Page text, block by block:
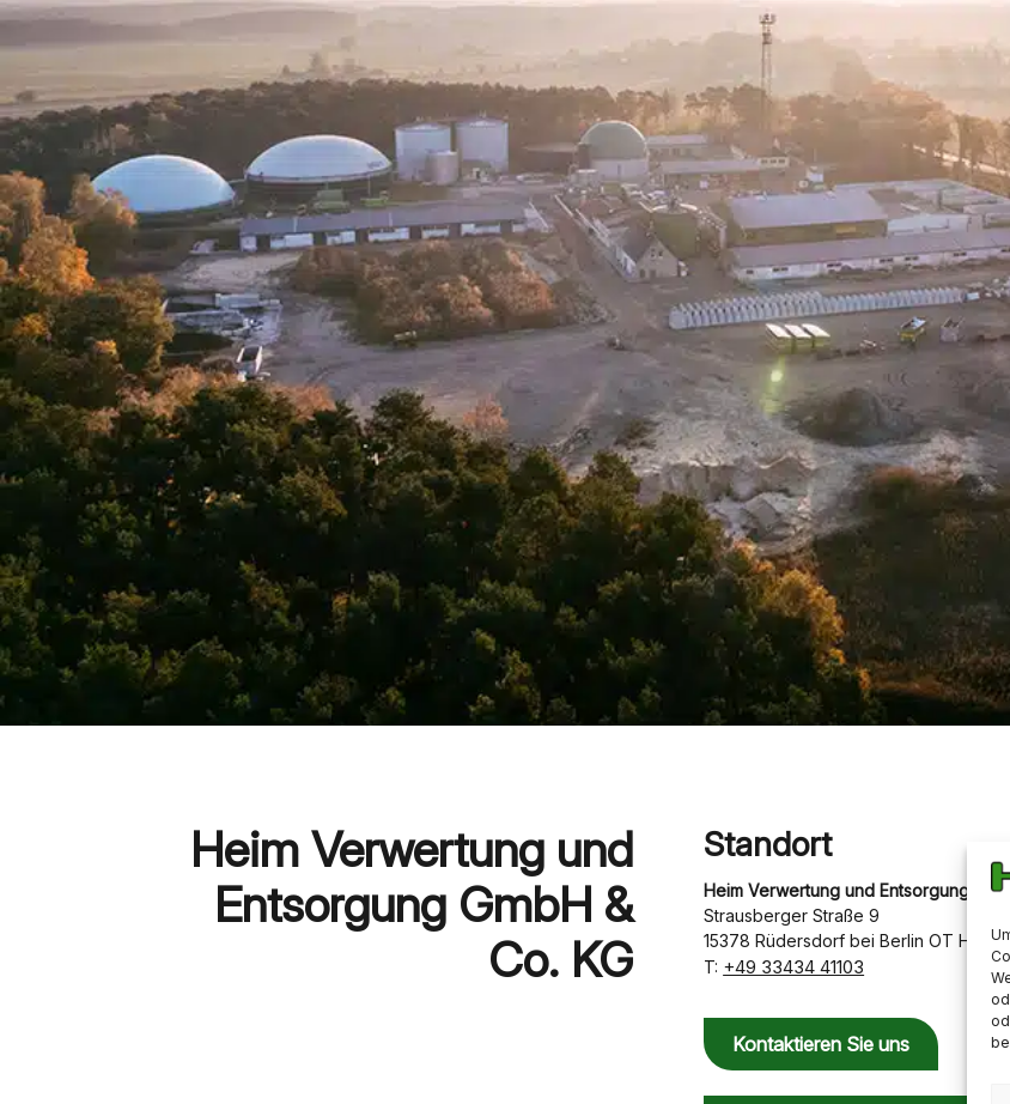
Heim Verwertung und
Entsorgung GmbH &
Co. KG
Standort
Heim Verwertung und Entsorgung
Strausberger Straße 9
15378 Rüdersdorf bei Berlin OT
T: +49 33434 41103
Kontaktieren Sie uns